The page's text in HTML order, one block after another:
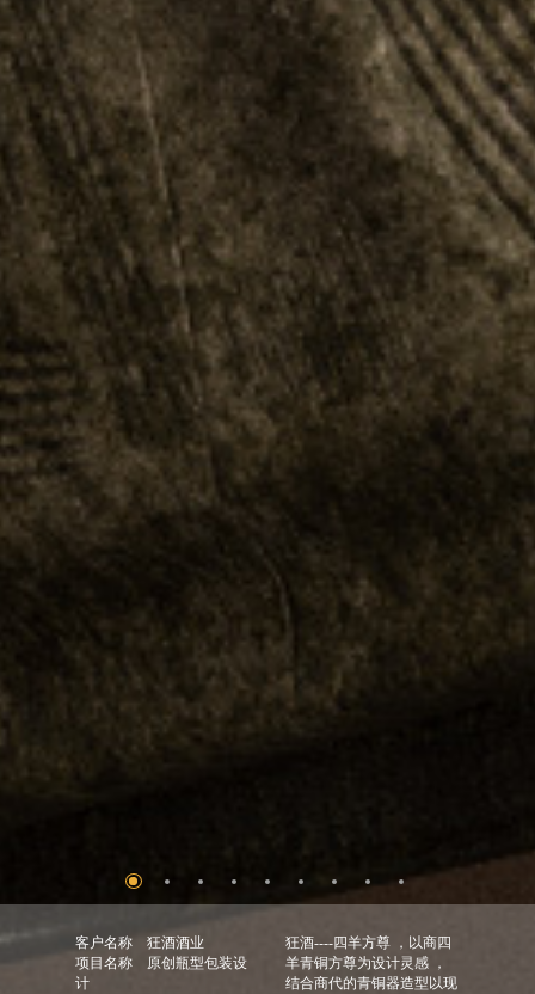
客户名称
狂酒酒业
项目名称
原创瓶型包装设
计
狂酒----四羊方尊 ，以商四
羊青铜方尊为设计灵感 ，
结合商代的青铜器造型以现